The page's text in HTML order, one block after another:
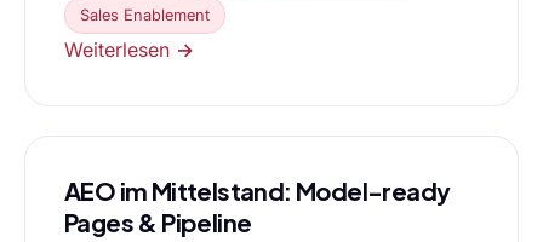
Sales Enablement
Weiterlesen →
AEO im Mittelstand: Model-ready
Pages & Pipeline